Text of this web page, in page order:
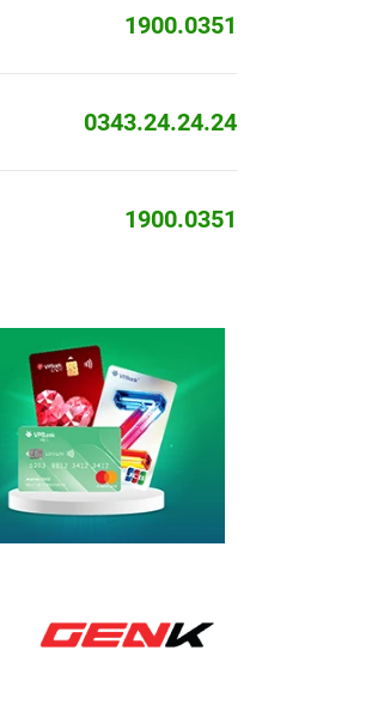
1900.0351
0343.24.24.24
1900.0351